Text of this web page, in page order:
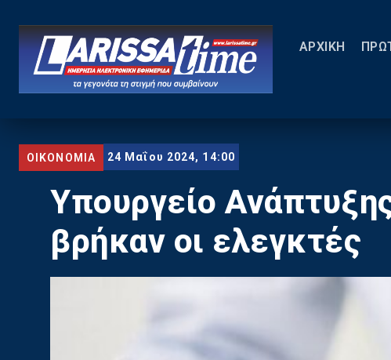
ΑΡΧΙΚΗ
ΟΙΚΟΝΟΜΙΑ 24 Μαΐου 2024, 14:00
Υπουργείο
βρήκαν οι ελεγκτές